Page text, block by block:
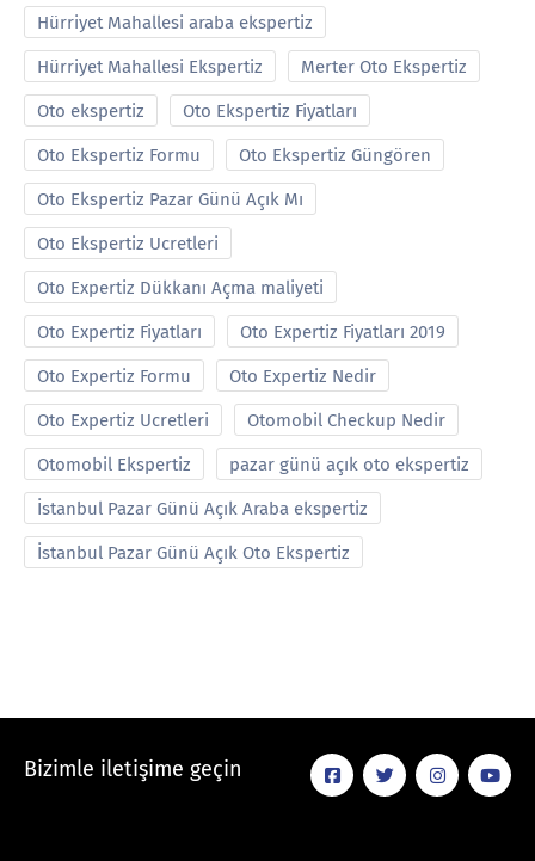
Hürriyet Mahallesi araba ekspertiz
Hürriyet Mahallesi Ekspertiz Merter Oto Ekspertiz
Oto ekspertiz Oto Ekspertiz Fiyatları
Oto Ekspertiz Formu Oto Ekspertiz Güngören
Oto Ekspertiz Pazar Günü Açık Mı
Oto Ekspertiz Ucretleri
Oto Expertiz Dükkanı Açma maliyeti
Oto Expertiz Fiyatları Oto Expertiz Fiyatları 2019
Oto Expertiz Formu Oto Expertiz Nedir
Oto Expertiz Ucretleri Otomobil Checkup Nedir
Otomobil Ekspertiz pazar günü açık oto ekspertiz
İstanbul Pazar Günü Açık Araba ekspertiz
İstanbul Pazar Günü Açık Oto Ekspertiz
Bizimle iletişime geçin